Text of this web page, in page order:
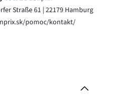
Straße 61 | 22179 Hamburg
pomoc/kontakt/